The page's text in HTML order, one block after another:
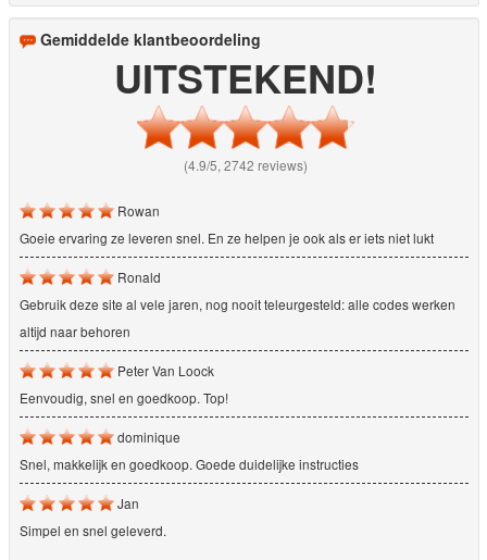
Gemiddelde klantbeoordeling
UITSTEKEND!
(4.9/5, 2742 reviews)
Rowan
Goeie ervaring ze leveren snel. En ze helpen je ook als er iets niet lukt
Ronald
Gebruik deze site al vele jaren, nog nooit teleurgesteld: alle codes werken
altijd naar behoren
Peter Van Loock
Eenvoudig, snel en goedkoop. Top!
dominique
Snel, makkelijk en goedkoop. Goede duidelijke instructies
Jan
Simpel en snel geleverd.